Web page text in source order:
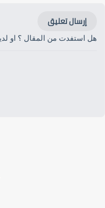
إرسال تعليق
هل استفدت من المقال ؟ او